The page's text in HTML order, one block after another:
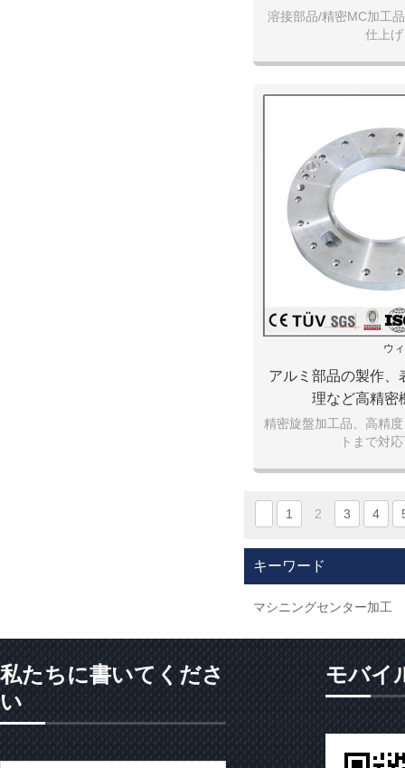
溶接部品/精密MC加工
仕上げ
加工部品。標準部品を
ウ
アルミ部品の製作、
理など高精密
精密旋盤加工品、高精
トまで対
1 2 3 4
キーワード
マシニングセンター加工
私たちに書いてくださ
い
モバイ